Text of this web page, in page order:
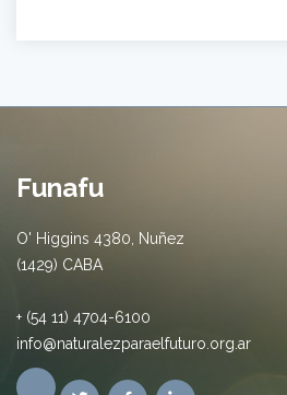
Funafu
O' Higgins 4380, Nuñez
(1429) CABA
+ (54 11) 4704-6100
info@naturalezparaelfuturo.org.ar